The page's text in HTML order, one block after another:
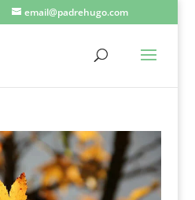
email@padrehugo.com